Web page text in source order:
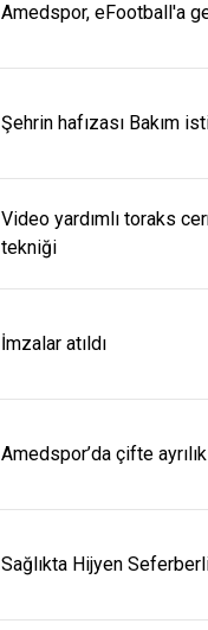
Amedspor, eFootball'a
Şehrin hafızası Bakım
Video yardımlı toraks
tekniği
İmzalar atıldı
Amedspor’da çifte
Sağlıkta Hijyen